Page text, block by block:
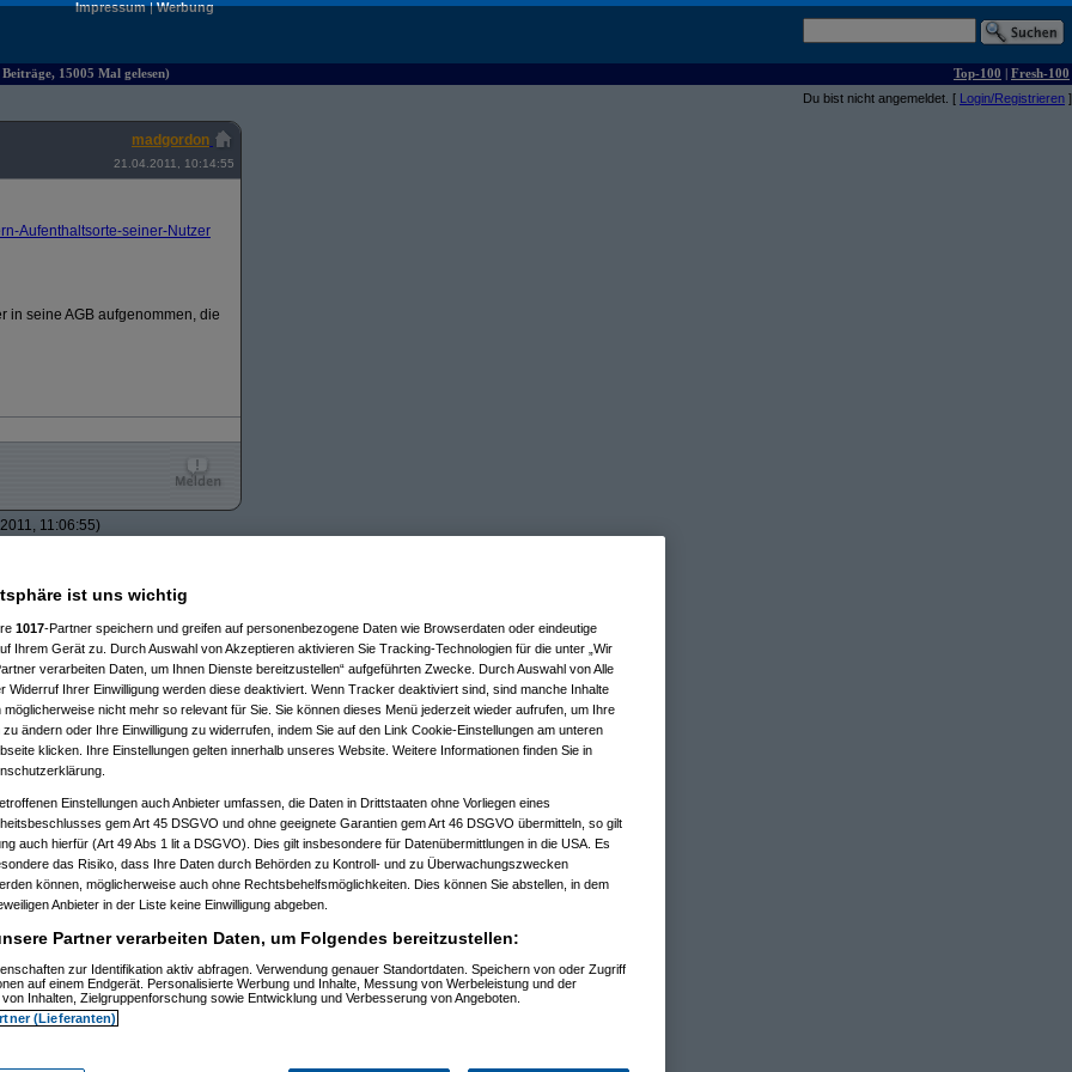
Impressum|Werbung
15005 Mal gelesen) Top-100 | Fresh-100
Du bist nicht angemeldet. [ Login/Registrieren ]
madgordon
21.04.2011, 10:14:55
Aufenthaltsorte-seiner-Nutzer
in seine AGB aufgenommen, die
11:06:55)
12:05:01)
21.04.2011, 12:38:40)
21.04.2011, 12:51:53)
am 21.04.2011, 12:53:39)
am 21.04.2011, 12:59:10)
am 21.04.2011, 13:01:40)
momo77
am 21.04.2011, 13:09:25)
am 21.04.2011, 13:11:16)
am 21.04.2011, 14:21:30)
am 21.04.2011, 14:31:11)
yumiyoshi
am 21.04.2011, 14:34:24)
(madgordonam 21.04.2011, 14:58:02)
(yumiyoshiam 21.04.2011, 15:13:04)
(madgordonam 21.04.2011, 15:17:10)
(momo77am 21.04.2011, 15:22:27)
entdeckt...(madgordonam 21.04.2011, 15:25:31)
entdeckt...(momo77am 21.04.2011, 15:29:05)
entdeckt...(madgordonam 21.04.2011, 15:37:57)
entdeckt...
Apple entdeckt...(madgordonam 21.04.2011, 16:11:48)
12:34:01)
12:48:16)
12:49:56)
ist uns wichtig
1017-Partner speichern und greifen auf personenbezogene Daten wie Browserdaten oder eindeutige
Ihrem Gerät zu. Durch Auswahl von Akzeptieren aktivieren Sie Tracking-Technologien für die unter „Wir
verarbeiten Daten, um Ihnen Dienste bereitzustellen“ aufgeführten Zwecke. Durch Auswahl von Alle
Widerruf Ihrer Einwilligung werden diese deaktiviert. Wenn Tracker deaktiviert sind, sind manche Inhalte
möglicherweise nicht mehr so relevant für Sie. Sie können dieses Menü jederzeit wieder aufrufen, um Ihre
zu ändern oder Ihre Einwilligung zu widerrufen, indem Sie auf den Link Cookie-Einstellungen am unteren
klicken. Ihre Einstellungen gelten innerhalb unseres Website. Weitere Informationen finden Sie in
Einstellungen auch Anbieter umfassen, die Daten in Drittstaaten ohne Vorliegen eines
gem Art 45 DSGVO und ohne geeignete Garantien gem Art 46 DSGVO übermitteln, so gilt
auch hierfür (Art 49 Abs 1 lit a DSGVO). Dies gilt insbesondere für Datenübermittlungen in die USA. Es
das Risiko, dass Ihre Daten durch Behörden zu Kontroll- und zu Überwachungszwecken
können, möglicherweise auch ohne Rechtsbehelfsmöglichkeiten. Dies können Sie abstellen, in dem
Anbieter in der Liste keine Einwilligung abgeben.
Partner verarbeiten Daten, um Folgendes bereitzustellen:
zur Identifikation aktiv abfragen. Verwendung genauer Standortdaten. Speichern von oder Zugriff
auf einem Endgerät. Personalisierte Werbung und Inhalte, Messung von Werbeleistung und der
Inhalten, Zielgruppenforschung sowie Entwicklung und Verbesserung von Angeboten.
(Lieferanten)